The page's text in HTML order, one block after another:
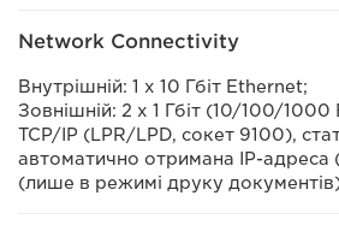
Network Connectivity
Внутрішній: 1 x 10 Гбіт Ethernet;
Зовнішній: 2 x 1 Гбіт (10/100/1000
TCP/IP (LPR/LPD, сокет 9100),
автоматично отримана IP-адреса
(лише в режимі друку